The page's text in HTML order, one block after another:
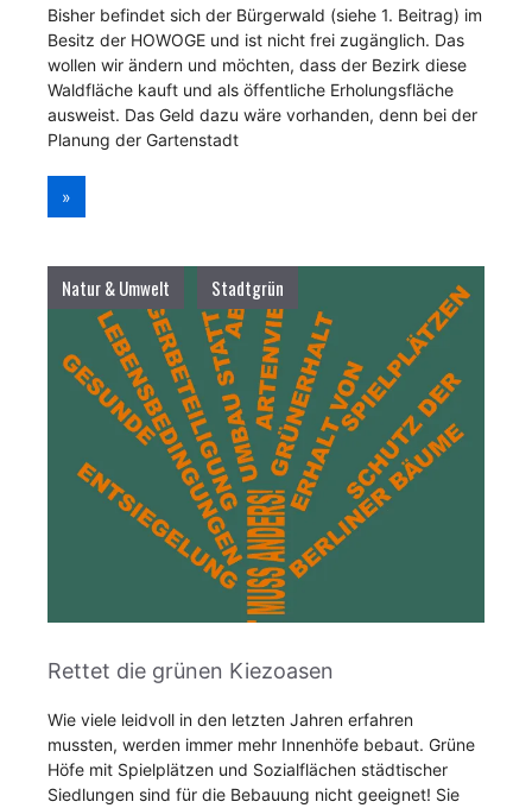
Bisher befindet sich der Bürgerwald (siehe 1. Beitrag) im
Besitz der HOWOGE und ist nicht frei zugänglich. Das
wollen wir ändern und möchten, dass der Bezirk diese
Waldfläche kauft und als öffentliche Erholungs­fläche
ausweist. Das Geld dazu wäre vorhanden, denn bei der
Planung der Gartenstadt
»
Natur & Umwelt Stadtgrün
Rettet die grünen Kiezoasen
Wie viele leidvoll in den letzten Jahren erfahren
mussten, werden immer mehr Innenhöfe bebaut. Grüne
Höfe mit Spielplätzen und Sozialflächen städtischer
Siedlungen sind für die Bebauung nicht geeignet! Sie